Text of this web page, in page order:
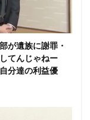
が遺族に謝罪・
てんじゃねー
分達の利益優